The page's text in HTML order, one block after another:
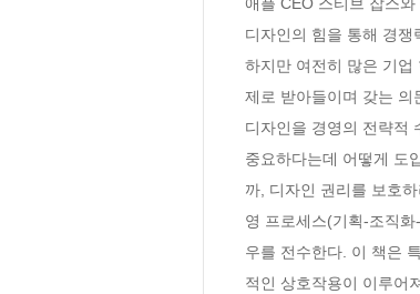
디자인의 힘을 통해 경
하지만 여전히 많은 기업
제로 받아들이며 갖는 의
디자인을 경영의 전략적
중요하다는데 어떻게 도
까, 디자인 권리를 보호
영 프로세스(기획-조직
우를 전수한다. 이 책은
적인 상호작용이 이루어